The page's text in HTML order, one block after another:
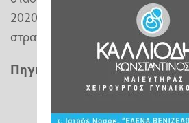
2020, αλλά βαθύτερο, πιο
στρατηγικό. Και με άγνωστη
Πηγή: imerisia.gr